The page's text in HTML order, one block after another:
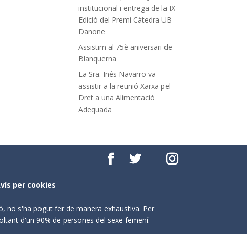
institucional i entrega de la IX
Edició del Premi Càtedra UB-
Danone
Assistim al 75è aniversari de
Blanquerna
La Sra. Inés Navarro va
assistir a la reunió Xarxa pel
Dret a una Alimentació
Adequada
per cookies
no s'ha pogut fer de manera exhaustiva. Per
d'un 90% de persones del sexe femení.